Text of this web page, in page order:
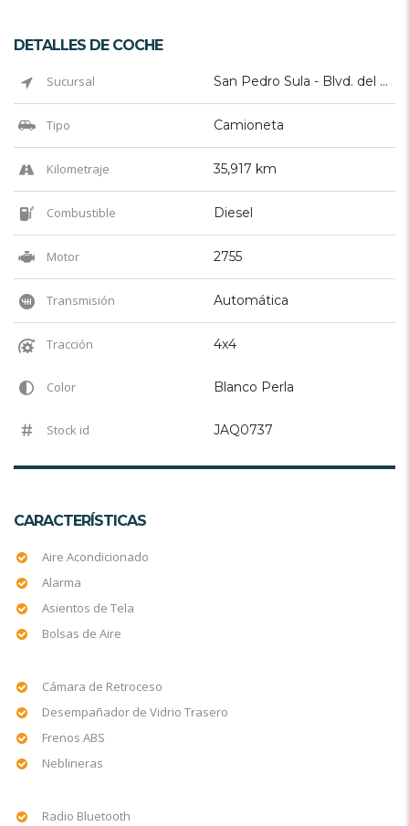
DETALLES DE COCHE
Sucursal San Pedro Sula - Blvd. del Sur
Tipo Camioneta
Kilometraje 35,917 km
Combustible Diesel
Motor 2755
Transmisión Automática
Tracción 4x4
Color Blanco Perla
Stock id JAQ0737
CARACTERÍSTICAS
Aire Acondicionado
Alarma
Asientos de Tela
Bolsas de Aire
Cámara de Retroceso
Desempañador de Vidrio Trasero
Frenos ABS
Neblineras
Radio Bluetooth